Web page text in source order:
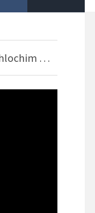
Espedim Rav Elbaz zatsal Chlochim Mai 2026